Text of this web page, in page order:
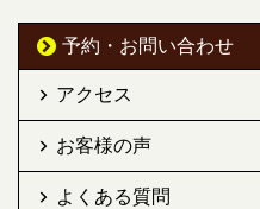
予約・お問い合わせ
アクセス
お客様の声
よくある質問